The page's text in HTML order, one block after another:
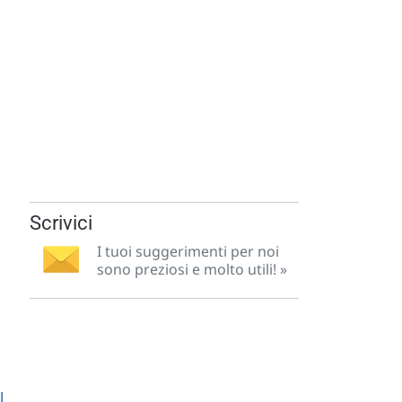
Scrivici
I tuoi suggerimenti per noi
sono preziosi e molto utili! »